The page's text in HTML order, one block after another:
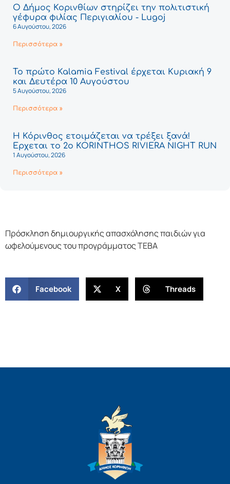
Ο Δήμος Κορινθίων στηρίζει την πολιτιστική
γέφυρα φιλίας Περιγιαλίου - Lugoj
6 Αυγούστου, 2026
Περισσότερα »
Το πρώτο Kalamia Festival έρχεται Κυριακή 9
και Δευτέρα 10 Αυγούστου
5 Αυγούστου, 2026
Περισσότερα »
Η Κόρινθος ετοιμάζεται να τρέξει ξανά!
Έρχεται το 2ο KORINTHOS RIVIERA NIGHT RUN
1 Αυγούστου, 2026
Περισσότερα »
Πρόσκληση δημιουργικής απασχόλησης παιδιών για
ωφελούμενους του προγράμματος ΤΕΒΑ
Facebook X Threads